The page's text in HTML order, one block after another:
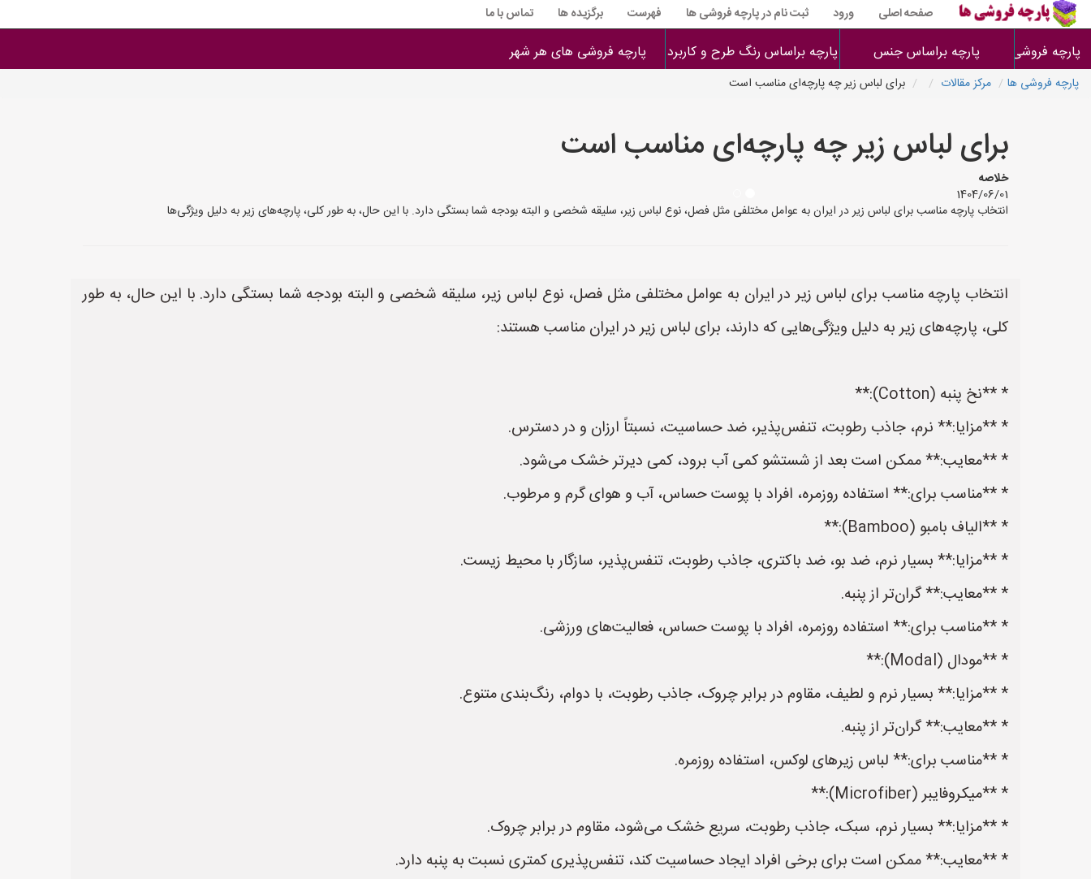
صفحه اصلی ورود ثبت نام در پارچه فروشی ها فهرست برگزیده ها تماس با ما
پارچه فروشی ها پارچه براساس جنس پارچه براساس رنگ طرح و کاربرد پارچه فروشی های هر شهر
پارچه فروشی ها مرکز مقالات برای لباس‌ زیر چه پارچه‌ای مناسب است
برای لباس‌ زیر چه پارچه‌ای مناسب است
خلاصه
1404/06/01
انتخاب پارچه مناسب برای لباس زیر در ایران به عوامل مختلفی مثل فصل، نوع لباس زیر، سلیقه شخصی و البته بودجه شما بستگی دارد. با این حال، به طور کلی، پارچه‌های زیر به دلیل ویژگی‌ها
انتخاب پارچه مناسب برای لباس زیر در ایران به عوامل مختلفی مثل فصل، نوع لباس زیر، سلیقه شخصی و البته بودجه شما بستگی دارد. با این حال، به طور
کلی، پارچه‌های زیر به دلیل ویژگی‌هایی که دارند، برای لباس زیر در ایران مناسب هستند:
* **نخ پنبه (Cotton):**
* **مزایا:** نرم، جاذب رطوبت، تنفس‌پذیر، ضد حساسیت، نسبتاً ارزان و در دسترس.
* **معایب:** ممکن است بعد از شستشو کمی آب برود، کمی دیرتر خشک می‌شود.
* **مناسب برای:** استفاده روزمره، افراد با پوست حساس، آب و هوای گرم و مرطوب.
* **الیاف بامبو (Bamboo):**
* **مزایا:** بسیار نرم، ضد بو، ضد باکتری، جاذب رطوبت، تنفس‌پذیر، سازگار با محیط زیست.
* **معایب:** گران‌تر از پنبه.
* **مناسب برای:** استفاده روزمره، افراد با پوست حساس، فعالیت‌های ورزشی.
* **مودال (Modal):**
* **مزایا:** بسیار نرم و لطیف، مقاوم در برابر چروک، جاذب رطوبت، با دوام، رنگ‌بندی متنوع.
* **معایب:** گران‌تر از پنبه.
* **مناسب برای:** لباس زیرهای لوکس، استفاده روزمره.
* **میکروفایبر (Microfiber):**
* **مزایا:** بسیار نرم، سبک، جاذب رطوبت، سریع خشک می‌شود، مقاوم در برابر چروک.
* **معایب:** ممکن است برای برخی افراد ایجاد حساسیت کند، تنفس‌پذیری کمتری نسبت به پنبه دارد.